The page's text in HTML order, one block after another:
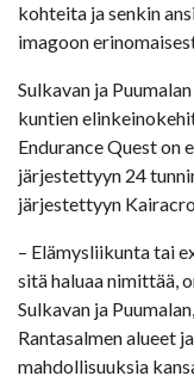
kohteita ja senkin
imagoon
Sulkavan ja
kuntien
Endurance Quest on
järjestettyyn 24
järjestettyyn
– Elämysliikunta tai
sitä haluaa nimittää,
Sulkavan ja
Rantasalmen alueet
mahdollisuuksia